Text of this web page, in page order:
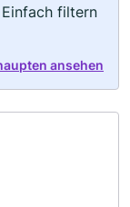
filtern
ansehen